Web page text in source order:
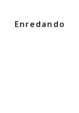
Enredando